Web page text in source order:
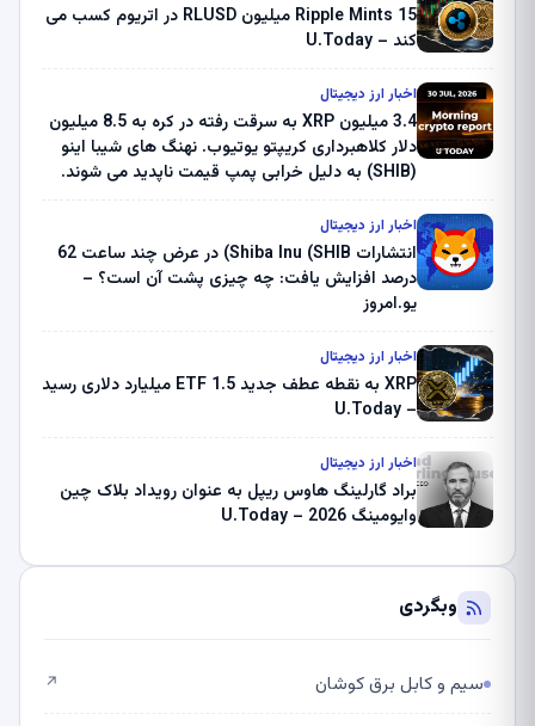
Ripple Mints 15 میلیون RLUSD در اتریوم کسب می
کند – U.Today
اخبار ارز دیجیتال
3.4 میلیون XRP به سرقت رفته در کره به 8.5 میلیون
دلار کلاهبرداری کریپتو یوتیوب. نهنگ های شیبا اینو
(SHIB) به دلیل خرابی پمپ قیمت ناپدید می شوند.
ثبت کرد – گزارش کریپتو صبح – U.Today
اخبار ارز دیجیتال
انتشارات Shiba Inu (SHIB) در عرض چند ساعت 62
درصد افزایش یافت: چه چیزی پشت آن است؟ –
یو.امروز
اخبار ارز دیجیتال
XRP به نقطه عطف جدید ETF 1.5 میلیارد دلاری رسید
– U.Today
اخبار ارز دیجیتال
براد گارلینگ هاوس ریپل به عنوان رویداد بلاک چین
وایومینگ 2026 – U.Today
وبگردی
سیم و کابل برق کوشان ↗